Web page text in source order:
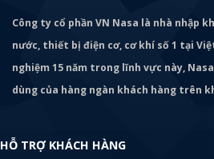
Công ty cổ phần VN Nasa là nhà nhập
nước, thiết bị điện cơ, cơ khí số 1 tại
nghiệm 15 năm trong lĩnh vực này,
dùng của hàng ngàn khách hàng trên
HỖ TRỢ KHÁCH HÀNG